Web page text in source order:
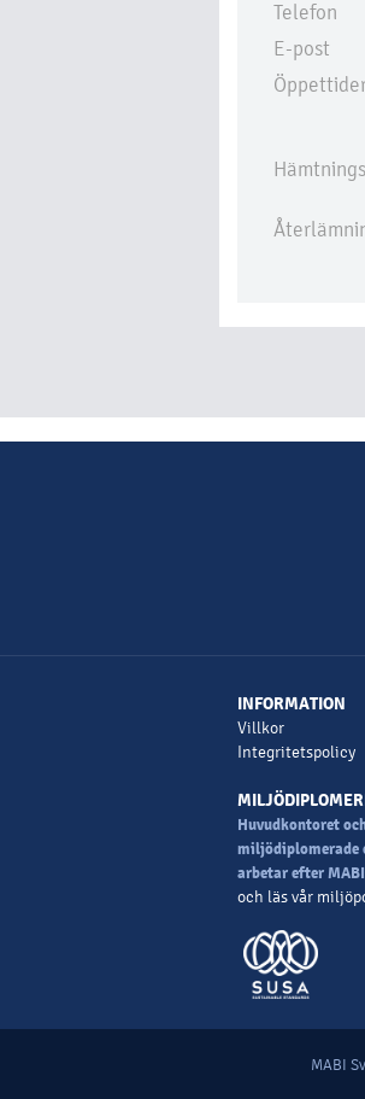
Telefon
E-post
INFORMATION
Villkor
Integritetspolicy
Huvudkontoret
miljödiplomerade
arbetar efter
och läs vår
MABI